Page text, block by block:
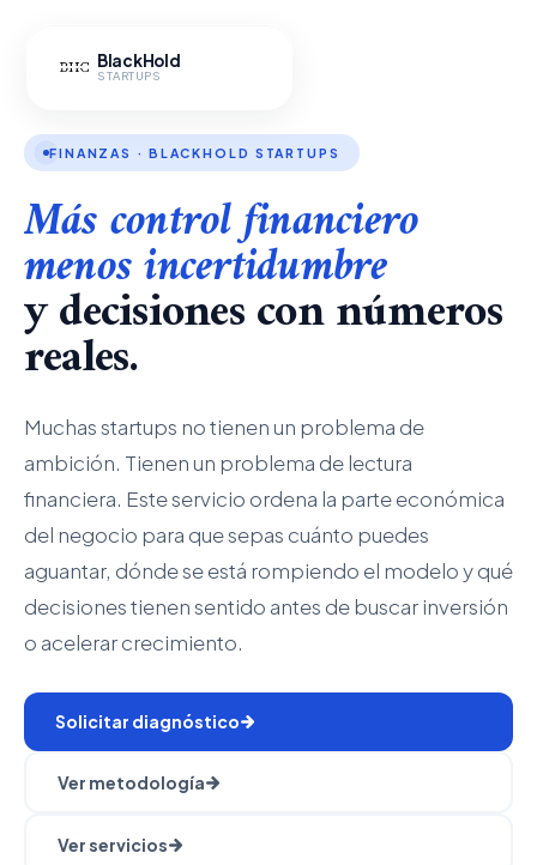
contenido BlackHold
STARTUPS
FINANZAS · BLACKHOLD STARTUPS
Más control financiero
menos incertidumbre
y decisiones con números
reales.
Muchas startups no tienen un problema de
ambición. Tienen un problema de lectura
financiera. Este servicio ordena la parte económica
del negocio para que sepas cuánto puedes
aguantar, dónde se está rompiendo el modelo y qué
decisiones tienen sentido antes de buscar inversión
o acelerar crecimiento.
Solicitar diagnóstico
Ver metodología
Ver servicios